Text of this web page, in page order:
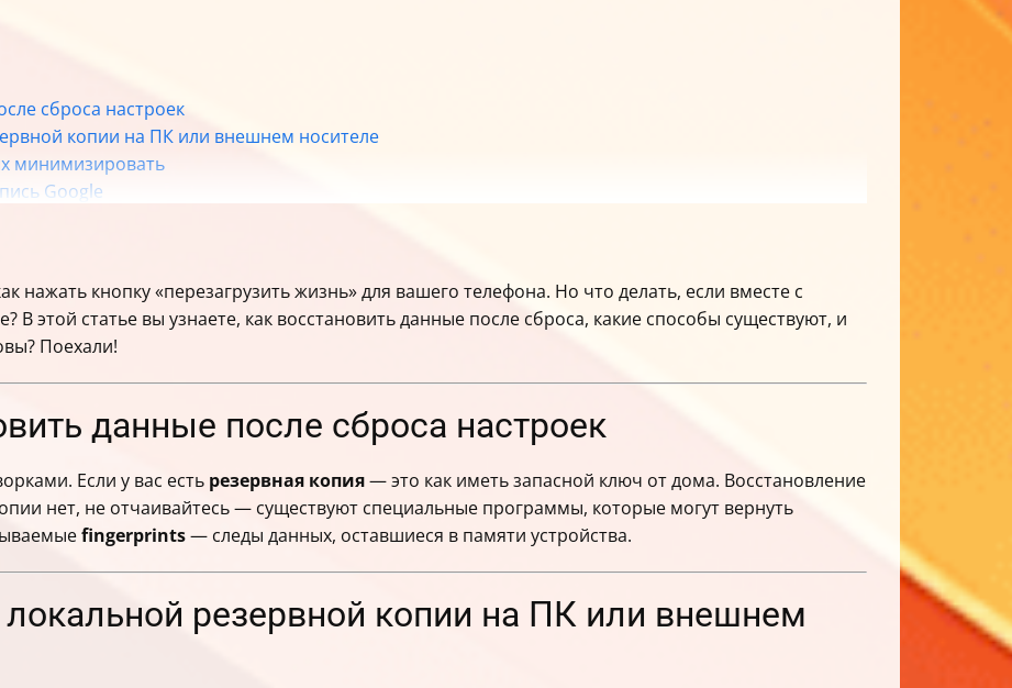
сброса настроек
копии на ПК или внешнем носителе
минимизировать
Google
у разных производителей
без резервной копии
копий
телефонов
после начала процесса
копированию
ошибки при восстановлении
Android
Drive
важные условия
Фото и «Недавно удалённое»
нажать кнопку «перезагрузить жизнь» для вашего телефона. Но что делать, если вместе с
В этой статье вы узнаете, как восстановить данные после сброса, какие способы существуют, и
Поехали!
данные после сброса настроек
Если у вас есть резервная копия— это как иметь запасной ключ от дома. Восстановление
нет, не отчаивайтесь — существуют специальные программы, которые могут вернуть
fingerprints— следы данных, оставшиеся в памяти устройства.
локальной резервной копии на ПК или внешнем